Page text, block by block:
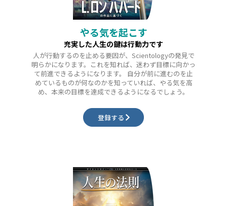
やる気を起こす
充実した人生の鍵は行動力です
人が行動するのを止める要因が、Scientologyの発見で
明らかになります。これを知れば、迷わず目標に向かっ
て前進できるようになります。 自分が前に進むのを止
めているものが何なのかを知っていれば、やる気を高
め、本来の目標を達成できるようになるでしょう。
登録する